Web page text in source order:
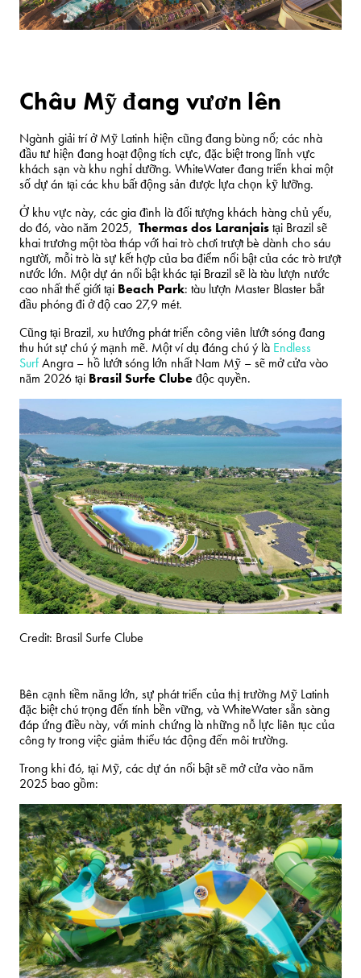
Châu Mỹ đang vươn lên
Ngành giải trí ở Mỹ Latinh hiện cũng đang bùng nổ; các nhà
đầu tư hiện đang hoạt động tích cực, đặc biệt trong lĩnh vực
khách sạn và khu nghỉ dưỡng. WhiteWater đang triển khai một
số dự án tại các khu bất động sản được lựa chọn kỹ lưỡng.
Ở khu vực này, các gia đình là đối tượng khách hàng chủ yếu,
do đó, vào năm 2025, Thermas dos Laranjaistại Brazilsẽ
khai trương một tòa tháp với hai trò chơi trượt bè dành cho sáu
người, mỗi trò là sự kết hợp của ba điểm nổi bật của các trò trượt
nước lớn. Một dự án nổi bật khác tại Brazilsẽ là tàu lượn nước
cao nhất thế giới tại Beach Park: tàu lượn Master Blaster bắt
đầu phóng đi ở độ cao 27,9 mét.
Cũng tại Brazil, xu hướng phát triển công viên lướt sóng đang
thu hút sự chú ý mạnh mẽ. Một ví dụ đáng chú ý là Endless
SurfAngra – hồ lướt sóng lớn nhất Nam Mỹ – sẽ mở cửa vào
năm 2026 tại Brasil Surfe Clubeđộc quyền.
Credit: Brasil Surfe Clube
Bên cạnh tiềm năng lớn, sự phát triển của thị trường Mỹ Latinh
đặc biệt chú trọng đến tính bền vững, và WhiteWater sẵn sàng
đáp ứng điều này, với minh chứng là những nỗ lực liên tục của
công ty trong việc giảm thiểu tác động đến môi trường.
Trong khi đó, tại Mỹ, các dự án nổi bật sẽ mở cửa vào năm
2025 bao gồm: